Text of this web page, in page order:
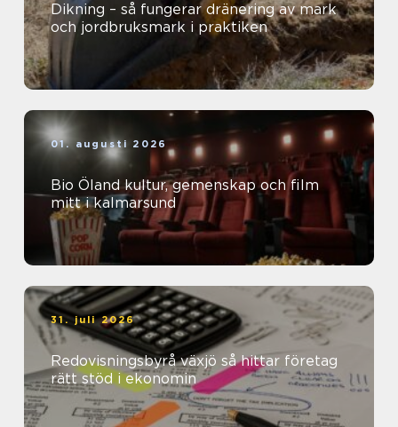
Dikning – så fungerar dränering av mark
och jordbruksmark i praktiken
01. augusti 2026
Bio Öland kultur, gemenskap och film
mitt i kalmarsund
31. juli 2026
Redovisningsbyrå växjö så hittar företag
rätt stöd i ekonomin